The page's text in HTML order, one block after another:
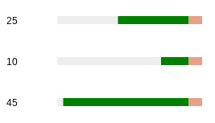
25
10
45